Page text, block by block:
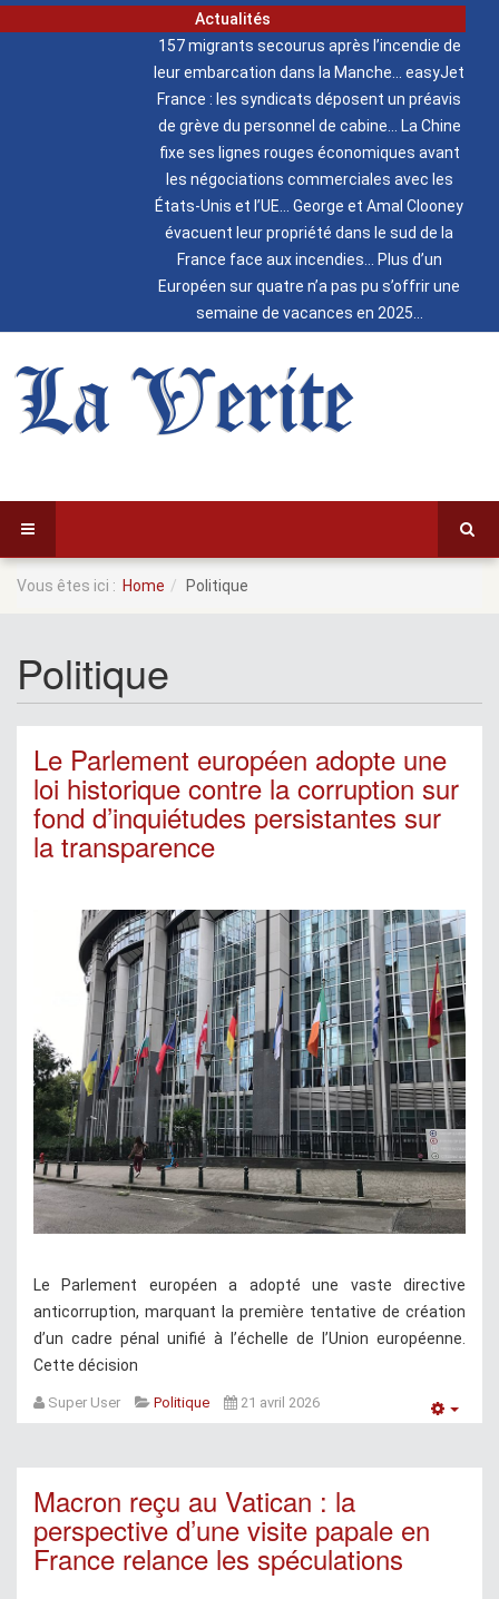
Actualités
157 migrants secourus après l’incendie de
leur embarcation dans la Manche
easyJet
France : les syndicats déposent un préavis
de grève du personnel de cabine
La Chine
fixe ses lignes rouges économiques avant
les négociations commerciales avec les
États-Unis et l’UE
George et Amal Clooney
évacuent leur propriété dans le sud de la
France face aux incendies
Plus d’un
Européen sur quatre n’a pas pu s’offrir une
semaine de vacances en 2025
La Verite
Vous êtes ici : Home Politique
Politique
Le Parlement européen adopte une
loi historique contre la corruption sur
fond d’inquiétudes persistantes sur
la transparence
Le Parlement européen a adopté une vaste directive
anticorruption, marquant la première tentative de création
d’un cadre pénal unifié à l’échelle de l’Union européenne.
Cette décision
Super User Politique 21 avril 2026
Macron reçu au Vatican : la
perspective d’une visite papale en
France relance les spéculations